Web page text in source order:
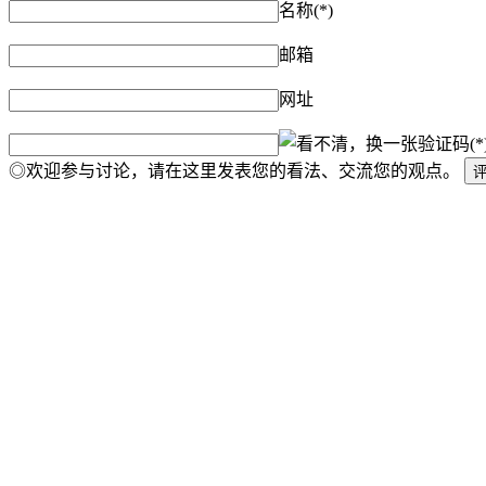
名称(*)
邮箱
网址
验证码
◎欢迎参与讨论，请在这里发表您的看法、交流您的观点。